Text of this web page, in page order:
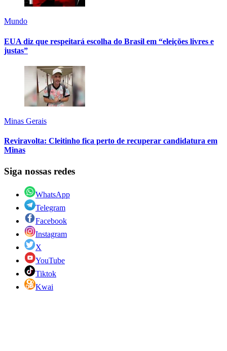
Mundo
EUA diz que respeitará escolha do Brasil em “eleições livres e
justas”
Minas Gerais
Reviravolta: Cleitinho fica perto de recuperar candidatura em
Minas
Siga nossas redes
WhatsApp
Telegram
Facebook
Instagram
X
YouTube
Tiktok
Kwai